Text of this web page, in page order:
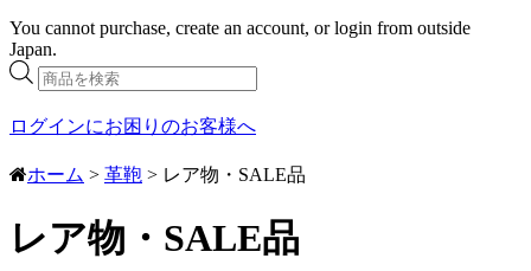
You cannot purchase, create an account, or login from outside
Japan.
商
品
検
ログインにお困りのお客様へ
ホーム > 革鞄 > レア物・SALE品
レア物・SALE品